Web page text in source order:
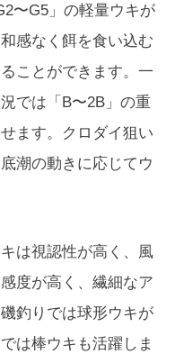
〜G5」の軽量ウキが
感なく餌を食い込む
ことができます。一
では「B〜2B」の重
ます。クロダイ狙い
潮の動きに応じてウ
は視認性が高く、風
度が高く、繊細なア
釣りでは球形ウキが
は棒ウキも活躍しま